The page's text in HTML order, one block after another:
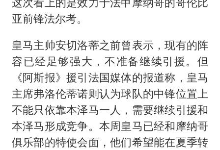
《龙餐馆》 冲奖
以军士兵把枪口对准中国记者
笔试第一被劝弃考涉事副校长被撤职
白海豚5次眼壁置换
构建更高水平的全民健身公共服务体系
亚前锋法尔考。
皇马主帅安切洛蒂之前曾表示，现有的阵
容已经足够强大，不准备继续引援。但
《阿斯报》援引法国媒体的报道称，皇马
主席弗洛伦蒂诺则认为球队的中锋位置上
不能只依靠本泽马一人，需要继续引援和
本泽马形成竞争。本周皇马已经和摩纳哥
俱乐部的特使会面，他们希望能在夏季转